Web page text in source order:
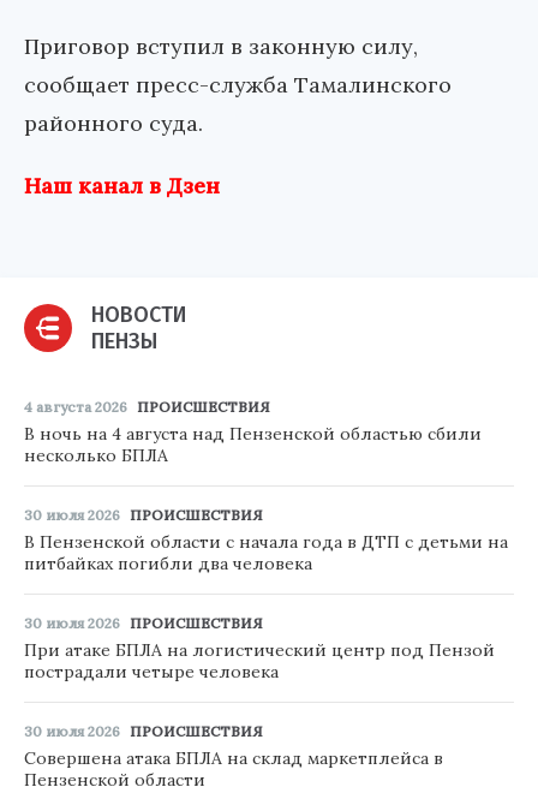
Приговор вступил в законную силу,
сообщает пресс-служба Тамалинского
районного суда.
Наш канал в Дзен
НОВОСТИ
ПЕНЗЫ
4 августа 2026 ПРОИСШЕСТВИЯ
В ночь на 4 августа над Пензенской областью сбили
несколько БПЛА
30 июля 2026 ПРОИСШЕСТВИЯ
В Пензенской области с начала года в ДТП с детьми на
питбайках погибли два человека
30 июля 2026 ПРОИСШЕСТВИЯ
При атаке БПЛА на логистический центр под Пензой
пострадали четыре человека
30 июля 2026 ПРОИСШЕСТВИЯ
Совершена атака БПЛА на склад маркетплейса в
Пензенской области